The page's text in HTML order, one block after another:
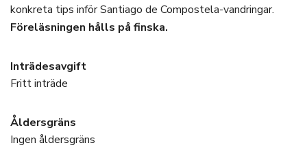
konkreta tips inför Santiago de Compostela-vandringar.
Föreläsningen hålls på finska.
Inträdesavgift
Fritt inträde
Åldersgräns
Ingen åldersgräns